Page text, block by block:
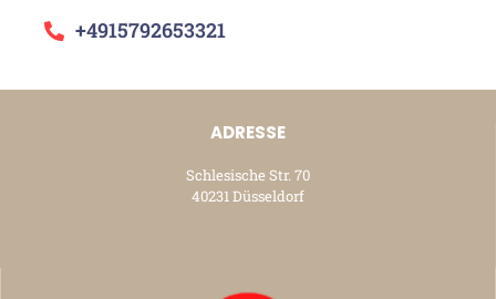
+4915792653321
ADRESSE
Schlesische Str. 70
40231 Düsseldorf